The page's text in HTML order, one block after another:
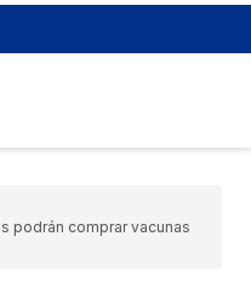
podrán comprar vacunas